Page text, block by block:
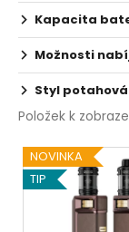
Kapacita
Možnosti
Styl
Položek k
V
ý
p
NOVINKA
TIP